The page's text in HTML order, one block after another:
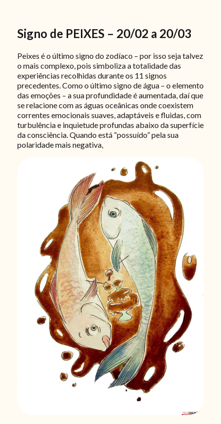
Signo de PEIXES – 20/02 a 20/03
Peixes é o último signo do zodíaco – por isso seja talvez
o mais complexo, pois simboliza a totalidade das
experiências recolhidas durante os 11 signos
precedentes. Como o último signo de água – o elemento
das emoções – a sua profundidade é aumentada, daí que
se relacione com as águas oceânicas onde coexistem
correntes emocionais suaves, adaptáveis e fluidas, com
turbulência e inquietude profundas abaixo da superfície
da consciência. Quando está “possuído” pela sua
polaridade mais negativa,